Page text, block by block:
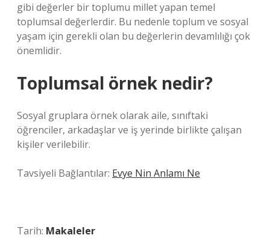
gibi değerler bir toplumu millet yapan temel
toplumsal değerlerdir. Bu nedenle toplum ve sosyal
yaşam için gerekli olan bu değerlerin devamlılığı çok
önemlidir.
Toplumsal örnek nedir?
Sosyal gruplara örnek olarak aile, sınıftaki
öğrenciler, arkadaşlar ve iş yerinde birlikte çalışan
kişiler verilebilir.
Tavsiyeli Bağlantılar: Evye Nin Anlamı Ne
Tarih: Makaleler